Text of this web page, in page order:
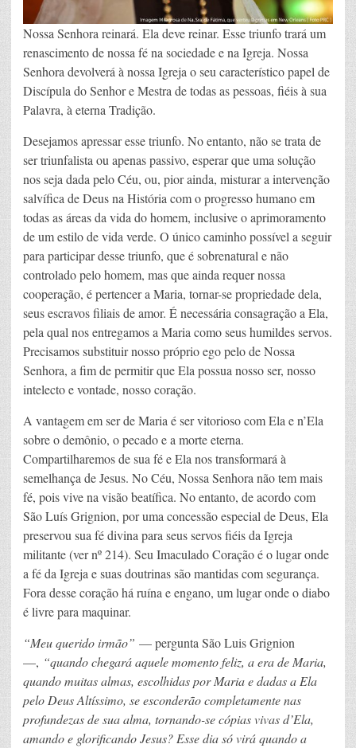
Nossa Senhora reinará. Ela deve reinar. Esse triunfo trará um
renascimento de nossa fé na sociedade e na Igreja. Nossa
Senhora devolverá à nossa Igreja o seu característico papel de
Discípula do Senhor e Mestra de todas as pessoas, fiéis à sua
Palavra, à eterna Tradição.
Desejamos apressar esse triunfo. No entanto, não se trata de
ser triunfalista ou apenas passivo, esperar que uma solução
nos seja dada pelo Céu, ou, pior ainda, misturar a intervenção
salvífica de Deus na História com o progresso humano em
todas as áreas da vida do homem, inclusive o aprimoramento
de um estilo de vida verde. O único caminho possível a seguir
para participar desse triunfo, que é sobrenatural e não
controlado pelo homem, mas que ainda requer nossa
cooperação, é pertencer a Maria, tornar-se propriedade dela,
seus escravos filiais de amor. É necessária consagração a Ela,
pela qual nos entregamos a Maria como seus humildes servos.
Precisamos substituir nosso próprio ego pelo de Nossa
Senhora, a fim de permitir que Ela possua nosso ser, nosso
intelecto e vontade, nosso coração.
A vantagem em ser de Maria é ser vitorioso com Ela e n’Ela
sobre o demônio, o pecado e a morte eterna.
Compartilharemos de sua fé e Ela nos transformará à
semelhança de Jesus. No Céu, Nossa Senhora não tem mais
fé, pois vive na visão beatífica. No entanto, de acordo com
São Luís Grignion, por uma concessão especial de Deus, Ela
preservou sua fé divina para seus servos fiéis da Igreja
militante (ver nº 214). Seu Imaculado Coração é o lugar onde
a fé da Igreja e suas doutrinas são mantidas com segurança.
Fora desse coração há ruína e engano, um lugar onde o diabo
é livre para maquinar.
“Meu querido irmão” — pergunta São Luis Grignion
—, “quando chegará aquele momento feliz, a era de Maria,
quando muitas almas, escolhidas por Maria e dadas a Ela
pelo Deus Altíssimo, se esconderão completamente nas
profundezas de sua alma, tornando-se cópias vivas d’Ela,
amando e glorificando Jesus? Esse dia só virá quando a